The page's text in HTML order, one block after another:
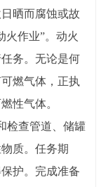
晒而腐蚀或故
火作业”。动火
务。无论是何
燃气体，正执
性气体。
查管道、储罐
质。任务期
护。完成准备